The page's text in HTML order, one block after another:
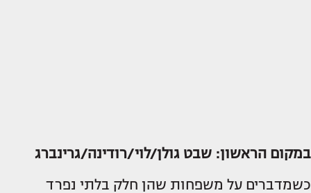
במקום הראשון: שבט גולן/לוי/רודינה/גרינברג
כשמדברים על משפחות שהן חלק בלתי נפרד